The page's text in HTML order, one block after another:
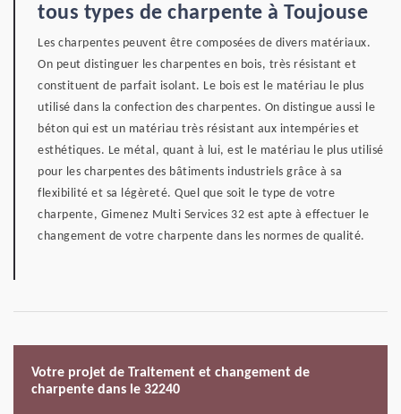
tous types de charpente à Toujouse
Les charpentes peuvent être composées de divers matériaux.
On peut distinguer les charpentes en bois, très résistant et
constituent de parfait isolant. Le bois est le matériau le plus
utilisé dans la confection des charpentes. On distingue aussi le
béton qui est un matériau très résistant aux intempéries et
esthétiques. Le métal, quant à lui, est le matériau le plus utilisé
pour les charpentes des bâtiments industriels grâce à sa
flexibilité et sa légèreté. Quel que soit le type de votre
charpente, Gimenez Multi Services 32 est apte à effectuer le
changement de votre charpente dans les normes de qualité.
Votre projet de Traitement et changement de
charpente dans le 32240